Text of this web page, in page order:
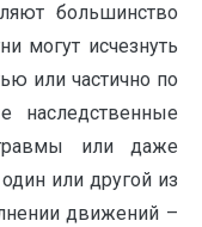
большинство
могут исчезнуть
или частично по
наследственные
или даже
или другой из
движений –